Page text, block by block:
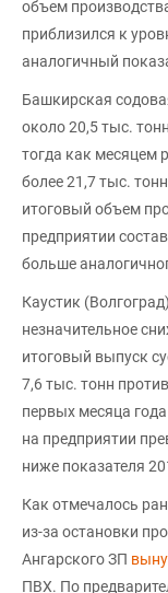
объем
приблизился к
аналогичный
Башкирская
около 20,5 тыс.
тогда как месяцем
более 21,7 тыс.
итоговый объем
предприятии
больше
Каустик
незначительное
итоговый выпуск
7,6 тыс. тонн
первых месяца
на предприятии
ниже показателя
Как отмечалось
из-за остановки
Ангарского ЗП
ПВХ. По